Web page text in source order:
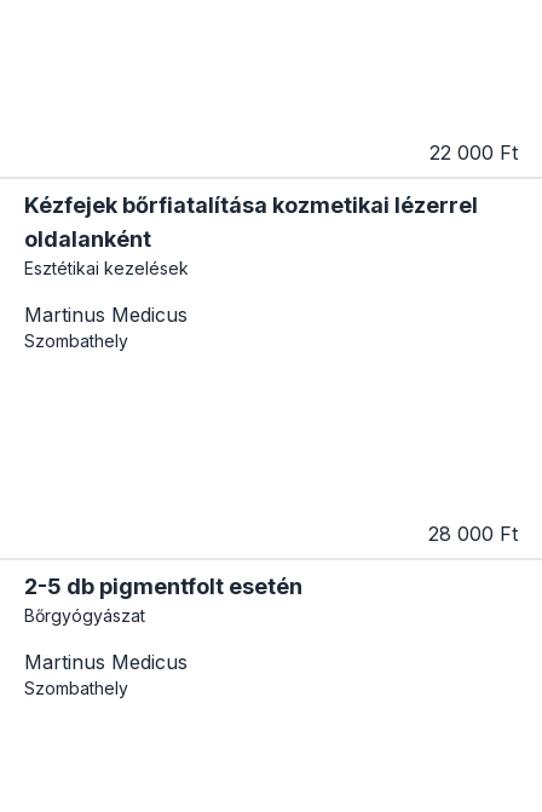
22 000 Ft
Kézfejek bőrfiatalítása kozmetikai lézerrel
oldalanként
Esztétikai kezelések
Martinus Medicus
Szombathely
28 000 Ft
2-5 db pigmentfolt esetén
Bőrgyógyászat
Martinus Medicus
Szombathely